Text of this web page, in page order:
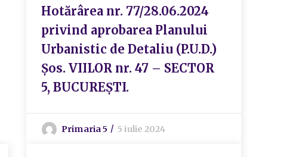
Hotărârea nr. 77/28.06.2024
privind aprobarea Planului
Urbanistic de Detaliu (P.U.D.)
Șos. VIILOR nr. 47 – SECTOR
5, BUCUREȘTI.
Primaria 5 5 iulie 2024